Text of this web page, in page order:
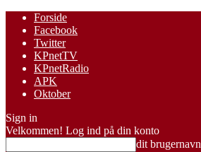
Forside
Facebook
Twitter
KPnetTV
KPnetRadio
APK
Oktober
Sign in
Velkommen! Log ind på din konto
dit brugernavn